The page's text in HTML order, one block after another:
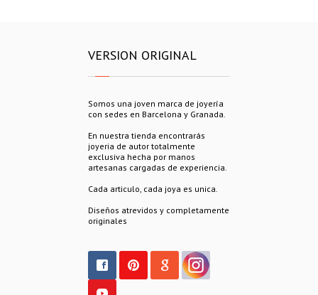
VERSION ORIGINAL
Somos una joven marca de joyería
con sedes en Barcelona y Granada.
En nuestra tienda encontrarás
joyeria de autor totalmente
exclusiva hecha por manos
artesanas cargadas de experiencia.
Cada articulo, cada joya es unica.
Diseños atrevidos y completamente
originales